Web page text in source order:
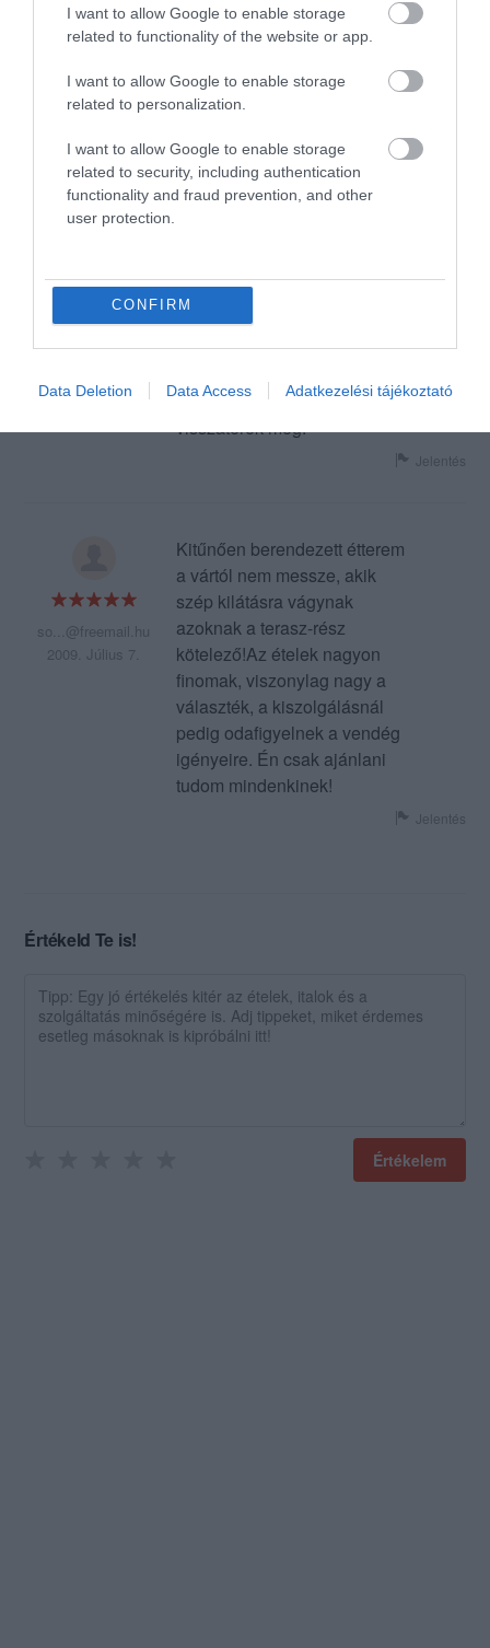
I want to allow Google to enable storage
related to functionality of the website or app.
I want to allow Google to enable storage
related to personalization.
I want to allow Google to enable storage
related to security, including authentication
functionality and fraud prevention, and other
user protection.
CONFIRM
Data Deletion Data Access Adatkezelési tájékoztató
a vendég kér.
Firbás György
Nagyon finom kacsamellet
ettem. Az étterem szépen ki
van alakítva, van ruhatár, és
elfogadhatóak, egyedül a
felszolgálás volt átlagos. Ilyen
hely kicsit jobbat érdemelne,
korrekt volt. Mindenképp
visszatérek még.
Jelentés
so...@freemail.hu
2009. Július 7.
Kitűnően berendezett étterem
a vártól nem messze, akik
szép kilátásra vágynak
azoknak a terasz-rész
kötelező!Az ételek nagyon
finomak, viszonylag nagy a
választék, a kiszolgálásnál
pedig odafigyelnek a vendég
igényeire. Én csak ajánlani
tudom mindenkinek!
Jelentés
Értékeld Te is!
Értékelem